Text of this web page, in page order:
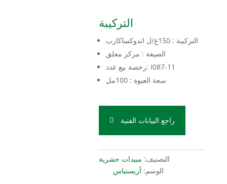
التركيبة
التركيبة : 150غ/ل اندوكساكارب
الصيغة : مركز معلق
رخصة بيع عدد: I087-11
سعة العبوة : 100مل
راجع البيانات الفنية
التصنيف: مبيدات حشرية
الوسم: أريستياس